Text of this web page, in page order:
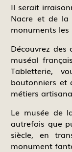
Il serait
Nacre et de la
monuments les
Découvrez des
muséal
Tabletterie,
boutonniers et
métiers
Le musée de
autrefois que
siècle, en
monument